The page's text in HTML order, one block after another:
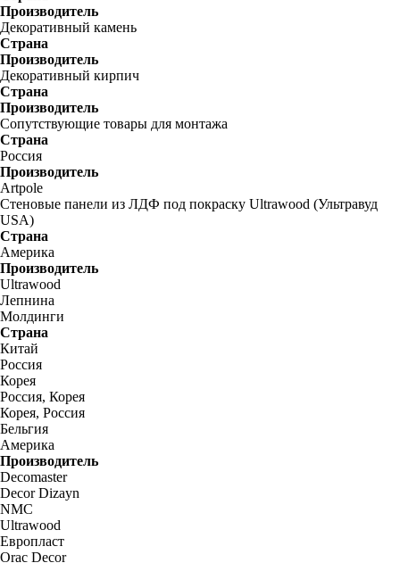
Производитель
Декоративный камень
Страна
Производитель
Декоративный кирпич
Страна
Производитель
Сопутствующие товары для монтажа
Страна
Россия
Производитель
Artpole
Стеновые панели из ЛДФ под покраску Ultrawood (Ультравуд
USA)
Страна
Америка
Производитель
Ultrawood
Лепнина
Молдинги
Страна
Китай
Россия
Корея
Россия, Корея
Корея, Россия
Бельгия
Америка
Производитель
Decomaster
Decor Dizayn
NMC
Ultrawood
Европласт
Orac Decor